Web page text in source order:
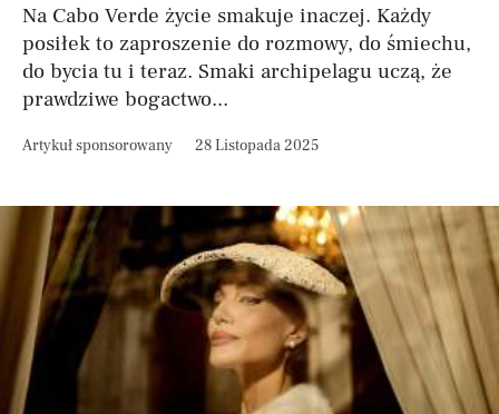
Na Cabo Verde życie smakuje inaczej. Każdy
posiłek to zaproszenie do rozmowy, do śmiechu,
do bycia tu i teraz. Smaki archipelagu uczą, że
prawdziwe bogactwo...
Artykuł sponsorowany 28 Listopada 2025